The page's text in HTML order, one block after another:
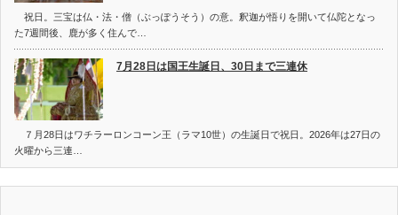
祝日。三宝は仏・法・僧（ぶっぽうそう）の意。釈迦が悟りを開いて仏陀となっ
た7週間後、鹿が多く住んで…
7月28日は国王生誕日、30日まで三連休
７月28日はワチラーロンコーン王（ラマ10世）の生誕日で祝日。2026年は27日の
火曜から三連…